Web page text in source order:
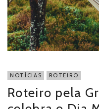
NOTÍCIAS ROTEIRO
Roteiro pela